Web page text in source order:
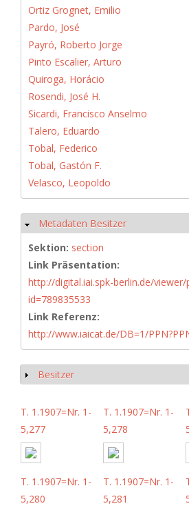
Ortiz Grognet, Emilio
Pardo, José
Payró, Roberto Jorge
Pinto Escalier, Arturo
Quiroga, Horácio
Rosendi, José H.
Sicardi, Francisco Anselmo
Talero, Eduardo
Tobal, Federico
Tobal, Gastón F.
Velasco, Leopoldo
Hide
Metadaten Besitzer
Sektion: section
Link Präsentation:
http://digital.iai.spk-berlin.de/viewer/
id=789835533
Link Referenz:
http://www.iaicat.de/DB=1/
Show
Besitzer
T. 1.1907=Nr. 1-
5,277
T. 1.1907=Nr. 1-
5,278
T. 1.1907=Nr. 1-
5,280
T. 1.1907=Nr. 1-
5,281